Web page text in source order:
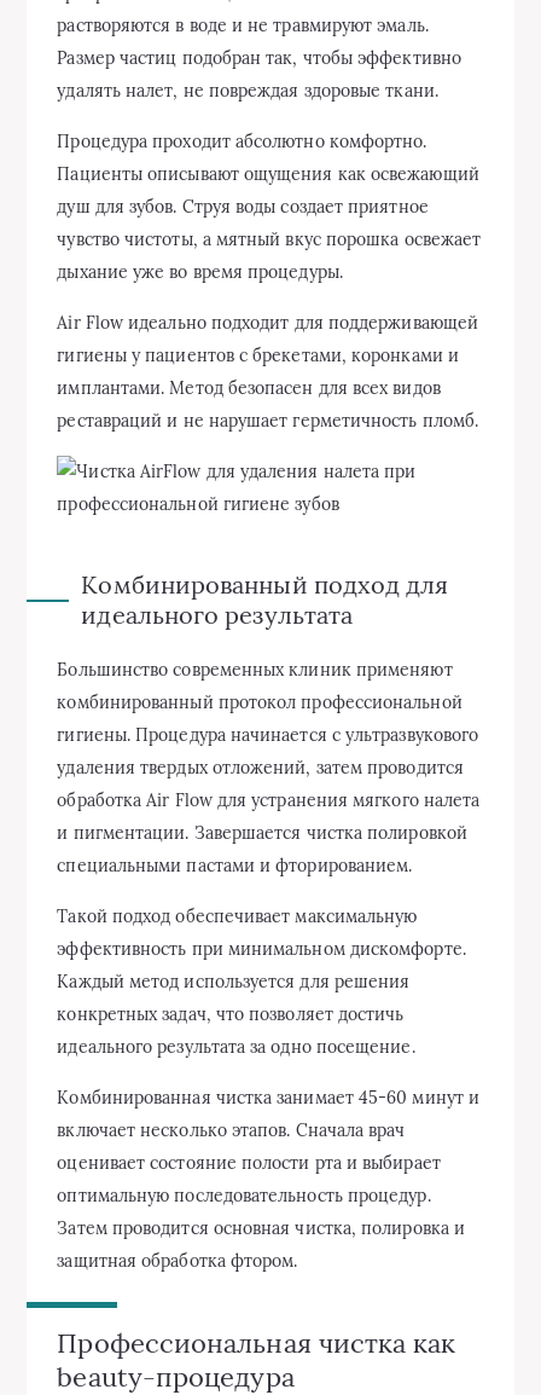
растворяются в воде и не травмируют эмаль.
Размер частиц подобран так, чтобы эффективно
удалять налет, не повреждая здоровые ткани.
Процедура проходит абсолютно комфортно.
Пациенты описывают ощущения как освежающий
душ для зубов. Струя воды создает приятное
чувство чистоты, а мятный вкус порошка освежает
дыхание уже во время процедуры.
Air Flow идеально подходит для поддерживающей
гигиены у пациентов с брекетами, коронками и
имплантами. Метод безопасен для всех видов
реставраций и не нарушает герметичность пломб.
Комбинированный подход для
идеального результата
Большинство современных клиник применяют
комбинированный протокол профессиональной
гигиены. Процедура начинается с ультразвукового
удаления твердых отложений, затем проводится
обработка Air Flow для устранения мягкого налета
и пигментации. Завершается чистка полировкой
специальными пастами и фторированием.
Такой подход обеспечивает максимальную
эффективность при минимальном дискомфорте.
Каждый метод используется для решения
конкретных задач, что позволяет достичь
идеального результата за одно посещение.
Комбинированная чистка занимает 45-60 минут и
включает несколько этапов. Сначала врач
оценивает состояние полости рта и выбирает
оптимальную последовательность процедур.
Затем проводится основная чистка, полировка и
защитная обработка фтором.
Профессиональная чистка как
beauty-процедура